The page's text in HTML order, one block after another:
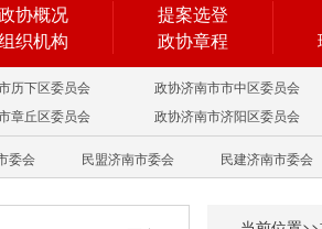
协概况
织机构
提案选登
政协章程
历下区委员会
政协济南市市中区委员会
章丘区委员会
政协济南市济阳区委员会
委会 民盟济南市委会 民建济南市委会